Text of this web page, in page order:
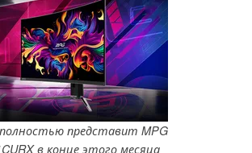
представит MPG
в конце этого месяца